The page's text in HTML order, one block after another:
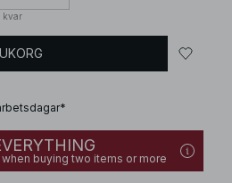
kvar
buying two items or more